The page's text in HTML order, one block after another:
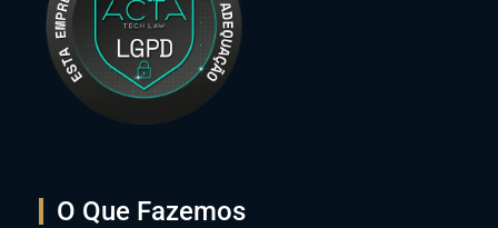
O Que Fazemos